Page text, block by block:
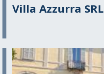
Villa Azzurra SRL